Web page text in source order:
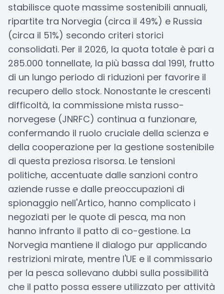
stabilisce quote massime sostenibili annuali,
ripartite tra Norvegia (circa il 49%) e Russia
(circa il 51%) secondo criteri storici
consolidati. Per il 2026, la quota totale è pari a
285.000 tonnellate, la più bassa dal 1991, frutto
di un lungo periodo di riduzioni per favorire il
recupero dello stock. Nonostante le crescenti
difficoltà, la commissione mista russo-
norvegese (JNRFC) continua a funzionare,
confermando il ruolo cruciale della scienza e
della cooperazione per la gestione sostenibile
di questa preziosa risorsa. Le tensioni
politiche, accentuate dalle sanzioni contro
aziende russe e dalle preoccupazioni di
spionaggio nell'Artico, hanno complicato i
negoziati per le quote di pesca, ma non
hanno infranto il patto di co-gestione. La
Norvegia mantiene il dialogo pur applicando
restrizioni mirate, mentre l'UE e il commissario
per la pesca sollevano dubbi sulla possibilità
che il patto possa essere utilizzato per attività